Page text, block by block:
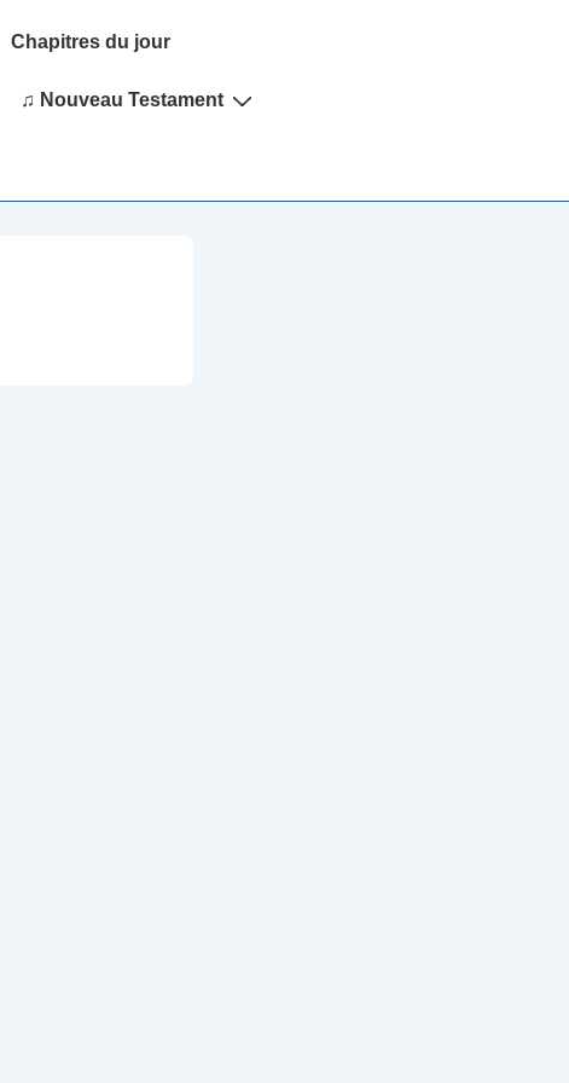
Chapitres du jour
♫ Nouveau Testament